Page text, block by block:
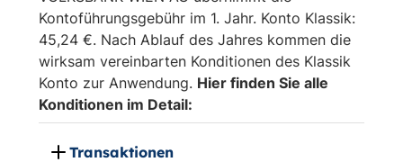
Kontoführungsgebühr im 1. Jahr. Konto Klassik:
45,24 €. Nach Ablauf des Jahres kommen die
wirksam vereinbarten Konditionen des Klassik
Konto zur Anwendung. Hier finden Sie alle
Konditionen im Detail:
Transaktionen